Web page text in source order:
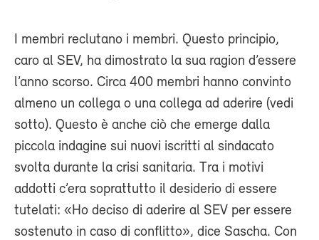
I membri reclutano i membri. Questo principio,
caro al SEV, ha dimostrato la sua ragion d’essere
l’anno scorso. Circa 400 membri hanno convinto
almeno un collega o una collega ad aderire (vedi
sotto). Questo è anche ciò che emerge dalla
piccola indagine sui nuovi iscritti al sindacato
svolta durante la crisi sanitaria. Tra i motivi
addotti c’era soprattutto il desiderio di essere
tutelati: «Ho deciso di aderire al SEV per essere
sostenuto in caso di conflitto», dice Sascha. Con